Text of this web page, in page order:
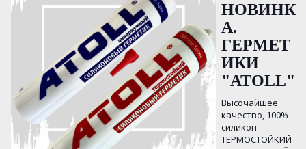
НОВИНК
А.
ГЕРМЕТ
ИКИ
"ATOLL"
Высочайшее
качество, 100%
силикон.
ТЕРМОСТОЙКИЙ